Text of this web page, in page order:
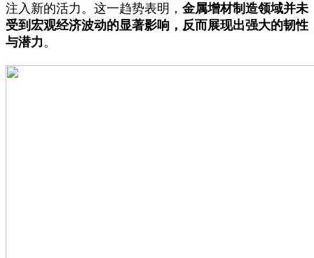
注入新的活力。这一趋势表明， 金属增材制造领域并未
受到宏观经济波动的显著影响，反而展现出强大的韧性
与潜力。